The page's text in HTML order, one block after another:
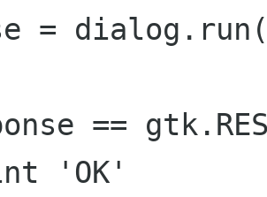
=
==